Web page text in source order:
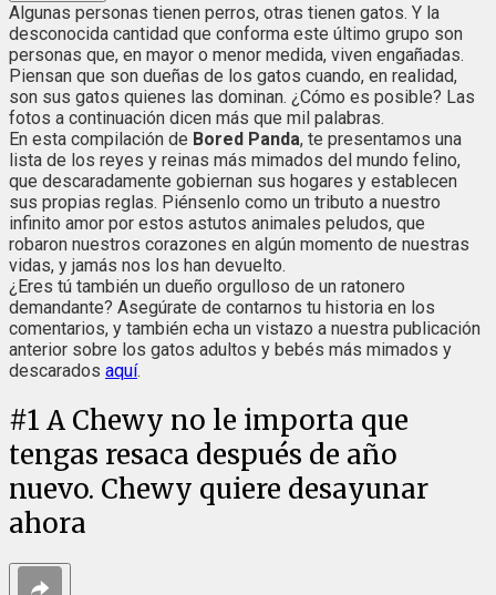
Algunas personas tienen perros, otras tienen gatos. Y la
desconocida cantidad que conforma este último grupo son
personas que, en mayor o menor medida, viven engañadas.
Piensan que son dueñas de los gatos cuando, en realidad,
son sus gatos quienes las dominan. ¿Cómo es posible? Las
fotos a continuación dicen más que mil palabras.
En esta compilación de Bored Panda, te presentamos una
lista de los reyes y reinas más mimados del mundo felino,
que descaradamente gobiernan sus hogares y establecen
sus propias reglas. Piénsenlo como un tributo a nuestro
infinito amor por estos astutos animales peludos, que
robaron nuestros corazones en algún momento de nuestras
vidas, y jamás nos los han devuelto.
¿Eres tú también un dueño orgulloso de un ratonero
demandante? Asegúrate de contarnos tu historia en los
comentarios, y también echa un vistazo a nuestra publicación
anterior sobre los gatos adultos y bebés más mimados y
descarados aquí.
#1 A Chewy no le importa que
tengas resaca después de año
nuevo. Chewy quiere desayunar
ahora